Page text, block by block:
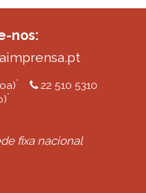
nos:
*
22 510 5310
*
fixa nacional